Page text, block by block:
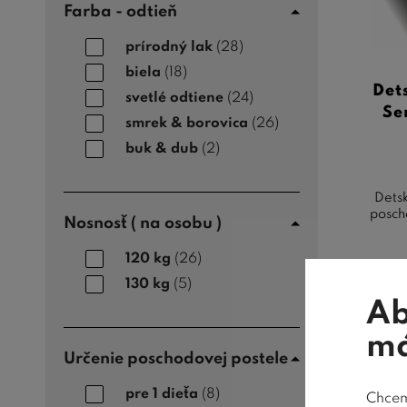
Farba - odtieň
prírodný lak (28)
biela (18)
svetlé odtiene (24)
smrek & borovica (26)
buk & dub (2)
Nosnosť ( na osobu )
120 kg (26)
130 kg (5)
Určenie poschodovej postele
pre 1 dieťa (8)